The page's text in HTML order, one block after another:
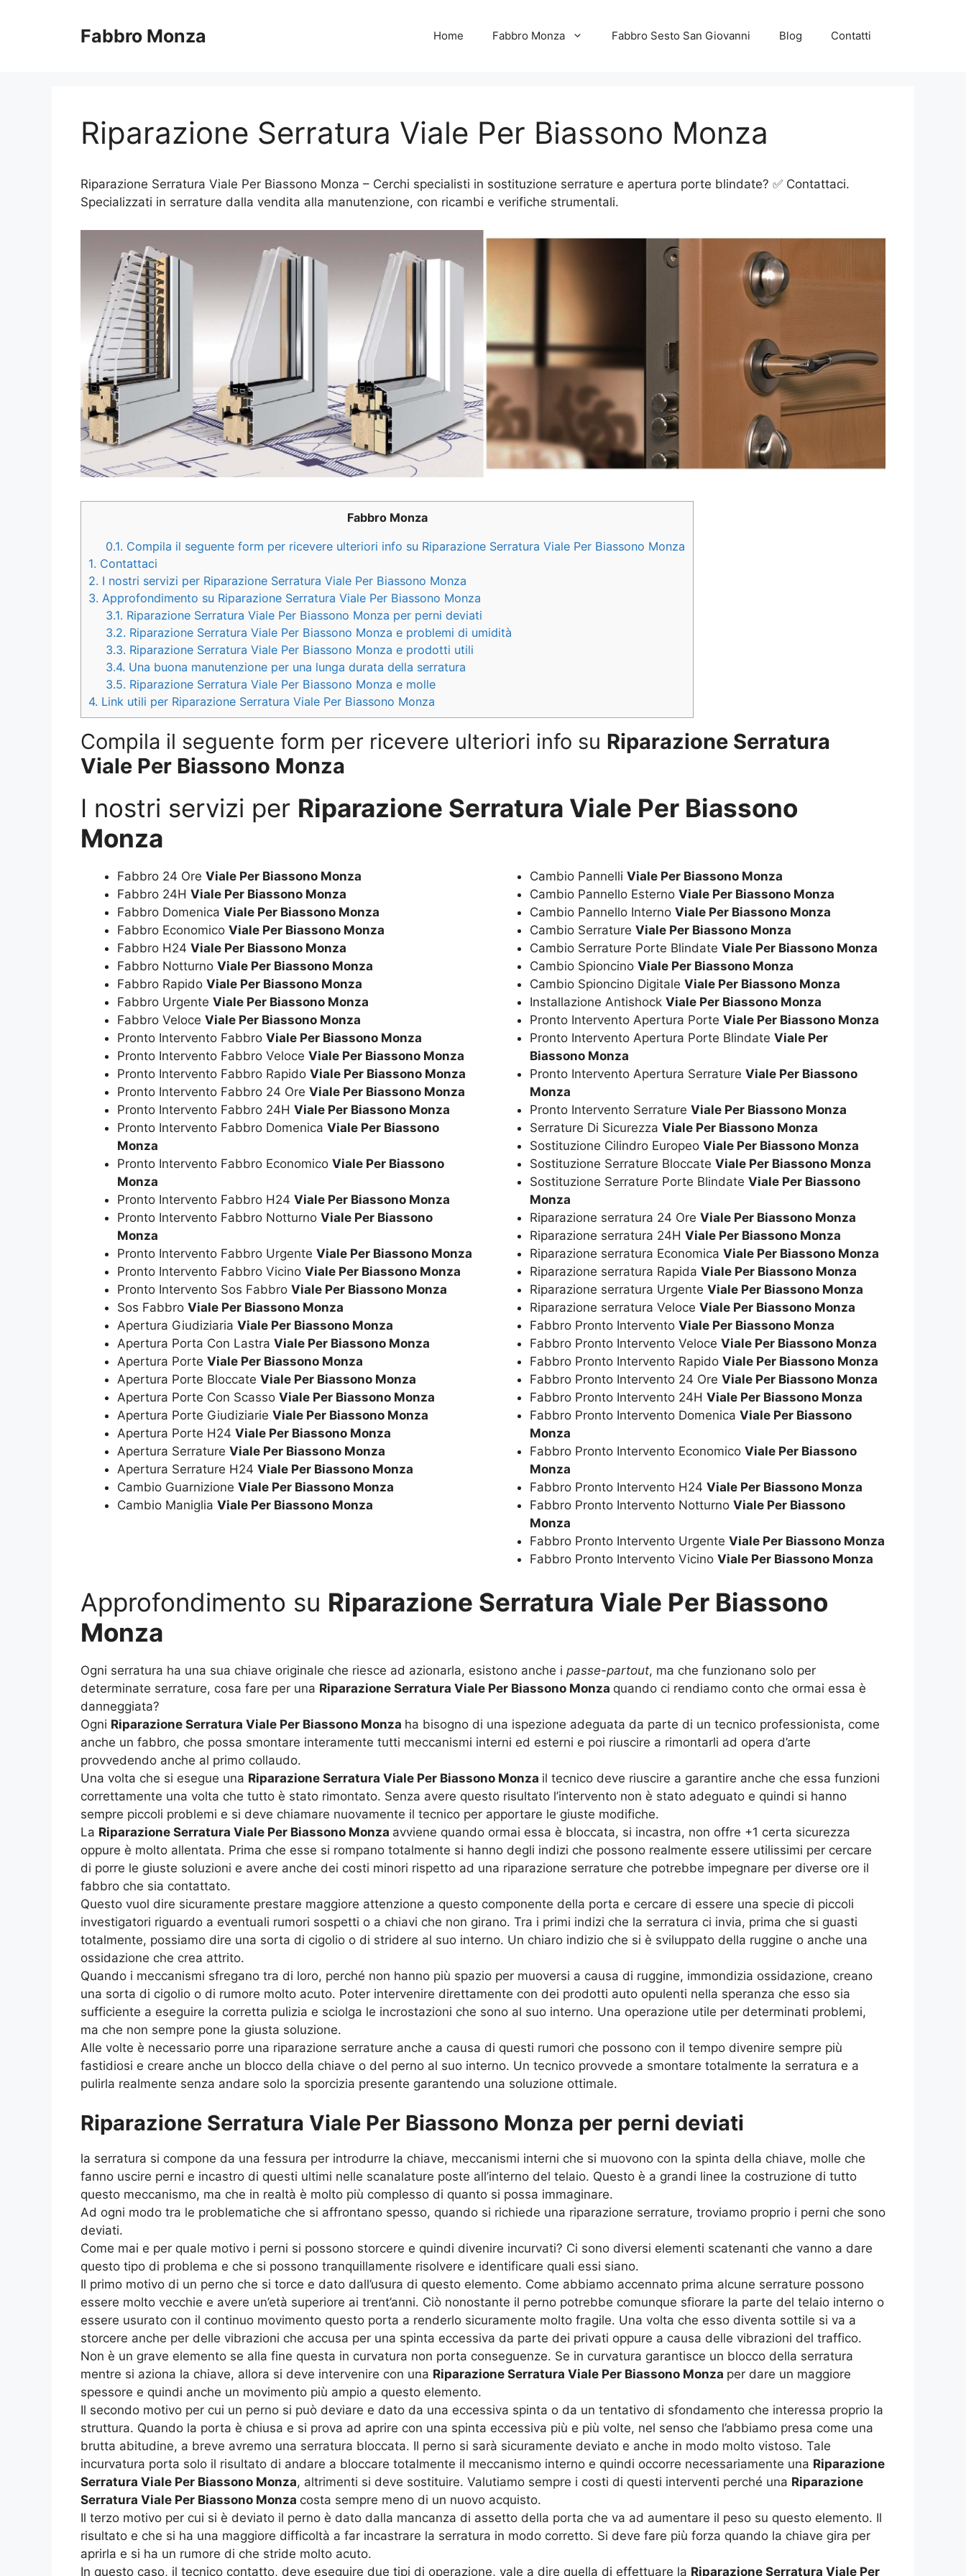
Fabbro Monza Home Fabbro Monza Fabbro Sesto San Giovanni Blog Contatti
Riparazione Serratura Viale Per Biassono Monza
Riparazione Serratura Viale Per Biassono Monza – Cerchi specialisti in sostituzione serrature e apertura porte blindate? ✅ Contattaci.
Specializzati in serrature dalla vendita alla manutenzione, con ricambi e verifiche strumentali.
Fabbro Monza
0.1. Compila il seguente form per ricevere ulteriori info su Riparazione Serratura Viale Per Biassono Monza
1. Contattaci
2. I nostri servizi per Riparazione Serratura Viale Per Biassono Monza
3. Approfondimento su Riparazione Serratura Viale Per Biassono Monza
3.1. Riparazione Serratura Viale Per Biassono Monza per perni deviati
3.2. Riparazione Serratura Viale Per Biassono Monza e problemi di umidità
3.3. Riparazione Serratura Viale Per Biassono Monza e prodotti utili
3.4. Una buona manutenzione per una lunga durata della serratura
3.5. Riparazione Serratura Viale Per Biassono Monza e molle
4. Link utili per Riparazione Serratura Viale Per Biassono Monza
Compila il seguente form per ricevere ulteriori info su Riparazione Serratura
Viale Per Biassono Monza
I nostri servizi per Riparazione Serratura Viale Per Biassono
Monza
Fabbro 24 Ore Viale Per Biassono Monza
Fabbro 24H Viale Per Biassono Monza
Fabbro Domenica Viale Per Biassono Monza
Fabbro Economico Viale Per Biassono Monza
Fabbro H24 Viale Per Biassono Monza
Fabbro Notturno Viale Per Biassono Monza
Fabbro Rapido Viale Per Biassono Monza
Fabbro Urgente Viale Per Biassono Monza
Fabbro Veloce Viale Per Biassono Monza
Pronto Intervento Fabbro Viale Per Biassono Monza
Pronto Intervento Fabbro Veloce Viale Per Biassono Monza
Pronto Intervento Fabbro Rapido Viale Per Biassono Monza
Pronto Intervento Fabbro 24 Ore Viale Per Biassono Monza
Pronto Intervento Fabbro 24H Viale Per Biassono Monza
Pronto Intervento Fabbro Domenica Viale Per Biassono
Monza
Pronto Intervento Fabbro Economico Viale Per Biassono
Monza
Pronto Intervento Fabbro H24 Viale Per Biassono Monza
Pronto Intervento Fabbro Notturno Viale Per Biassono
Monza
Pronto Intervento Fabbro Urgente Viale Per Biassono Monza
Pronto Intervento Fabbro Vicino Viale Per Biassono Monza
Pronto Intervento Sos Fabbro Viale Per Biassono Monza
Sos Fabbro Viale Per Biassono Monza
Apertura Giudiziaria Viale Per Biassono Monza
Apertura Porta Con Lastra Viale Per Biassono Monza
Apertura Porte Viale Per Biassono Monza
Apertura Porte Bloccate Viale Per Biassono Monza
Apertura Porte Con Scasso Viale Per Biassono Monza
Apertura Porte Giudiziarie Viale Per Biassono Monza
Apertura Porte H24 Viale Per Biassono Monza
Apertura Serrature Viale Per Biassono Monza
Apertura Serrature H24 Viale Per Biassono Monza
Cambio Guarnizione Viale Per Biassono Monza
Cambio Maniglia Viale Per Biassono Monza
Cambio PannelliViale Per Biassono Monza
Cambio Pannello EsternoViale Per Biassono Monza
Cambio Pannello InternoViale Per Biassono Monza
Cambio SerratureViale Per Biassono Monza
Cambio Serrature Porte BlindateViale Per Biassono Monza
Cambio SpioncinoViale Per Biassono Monza
Cambio Spioncino DigitaleViale Per Biassono Monza
Installazione AntishockViale Per Biassono Monza
Pronto Intervento Apertura PorteViale Per Biassono Monza
Pronto Intervento Apertura Porte BlindateViale Per
Biassono Monza
Pronto Intervento Apertura SerratureViale Per Biassono
Monza
Pronto Intervento SerratureViale Per Biassono Monza
Serrature Di SicurezzaViale Per Biassono Monza
Sostituzione Cilindro EuropeoViale Per Biassono Monza
Sostituzione Serrature BloccateViale Per Biassono Monza
Sostituzione Serrature Porte BlindateViale Per Biassono
Monza
Riparazione serratura 24 OreViale Per Biassono Monza
Riparazione serratura 24HViale Per Biassono Monza
Riparazione serratura EconomicaViale Per Biassono Monza
Riparazione serratura RapidaViale Per Biassono Monza
Riparazione serratura UrgenteViale Per Biassono Monza
Riparazione serratura VeloceViale Per Biassono Monza
Fabbro Pronto InterventoViale Per Biassono Monza
Fabbro Pronto Intervento VeloceViale Per Biassono Monza
Fabbro Pronto Intervento RapidoViale Per Biassono Monza
Fabbro Pronto Intervento 24 OreViale Per Biassono Monza
Fabbro Pronto Intervento 24HViale Per Biassono Monza
Fabbro Pronto Intervento DomenicaViale Per Biassono
Monza
Fabbro Pronto Intervento EconomicoViale Per Biassono
Monza
Fabbro Pronto Intervento H24Viale Per Biassono Monza
Fabbro Pronto Intervento NotturnoViale Per Biassono
Monza
Fabbro Pronto Intervento UrgenteViale Per Biassono Monza
Fabbro Pronto Intervento VicinoViale Per Biassono Monza
Approfondimento su Riparazione Serratura Viale Per Biassono
Monza
Ogni serratura ha una sua chiave originale che riesce ad azionarla, esistono anche i passe-partout, ma che funzionano solo per
determinate serrature, cosa fare per una Riparazione Serratura Viale Per Biassono Monza quando ci rendiamo conto che ormai essa è
danneggiata?
Ogni Riparazione Serratura Viale Per Biassono Monza ha bisogno di una ispezione adeguata da parte di un tecnico professionista, come
anche un fabbro, che possa smontare interamente tutti meccanismi interni ed esterni e poi riuscire a rimontarli ad opera d’arte
provvedendo anche al primo collaudo.
Una volta che si esegue una Riparazione Serratura Viale Per Biassono Monza il tecnico deve riuscire a garantire anche che essa funzioni
correttamente una volta che tutto è stato rimontato. Senza avere questo risultato l’intervento non è stato adeguato e quindi si hanno
sempre piccoli problemi e si deve chiamare nuovamente il tecnico per apportare le giuste modifiche.
La Riparazione Serratura Viale Per Biassono Monza avviene quando ormai essa è bloccata, si incastra, non offre +1 certa sicurezza
oppure è molto allentata. Prima che esse si rompano totalmente si hanno degli indizi che possono realmente essere utilissimi per cercare
di porre le giuste soluzioni e avere anche dei costi minori rispetto ad una riparazione serrature che potrebbe impegnare per diverse ore il
fabbro che sia contattato.
Questo vuol dire sicuramente prestare maggiore attenzione a questo componente della porta e cercare di essere una specie di piccoli
investigatori riguardo a eventuali rumori sospetti o a chiavi che non girano. Tra i primi indizi che la serratura ci invia, prima che si guasti
totalmente, possiamo dire una sorta di cigolio o di stridere al suo interno. Un chiaro indizio che si è sviluppato della ruggine o anche una
ossidazione che crea attrito.
Quando i meccanismi sfregano tra di loro, perché non hanno più spazio per muoversi a causa di ruggine, immondizia ossidazione, creano
una sorta di cigolio o di rumore molto acuto. Poter intervenire direttamente con dei prodotti auto opulenti nella speranza che esso sia
sufficiente a eseguire la corretta pulizia e sciolga le incrostazioni che sono al suo interno. Una operazione utile per determinati problemi,
ma che non sempre pone la giusta soluzione.
Alle volte è necessario porre una riparazione serrature anche a causa di questi rumori che possono con il tempo divenire sempre più
fastidiosi e creare anche un blocco della chiave o del perno al suo interno. Un tecnico provvede a smontare totalmente la serratura e a
pulirla realmente senza andare solo la sporcizia presente garantendo una soluzione ottimale.
Riparazione Serratura Viale Per Biassono Monza per perni deviati
la serratura si compone da una fessura per introdurre la chiave, meccanismi interni che si muovono con la spinta della chiave, molle che
fanno uscire perni e incastro di questi ultimi nelle scanalature poste all’interno del telaio. Questo è a grandi linee la costruzione di tutto
questo meccanismo, ma che in realtà è molto più complesso di quanto si possa immaginare.
Ad ogni modo tra le problematiche che si affrontano spesso, quando si richiede una riparazione serrature, troviamo proprio i perni che sono
deviati.
Come mai e per quale motivo i perni si possono storcere e quindi divenire incurvati? Ci sono diversi elementi scatenanti che vanno a dare
questo tipo di problema e che si possono tranquillamente risolvere e identificare quali essi siano.
Il primo motivo di un perno che si torce e dato dall’usura di questo elemento. Come abbiamo accennato prima alcune serrature possono
essere molto vecchie e avere un’età superiore ai trent’anni. Ciò nonostante il perno potrebbe comunque sfiorare la parte del telaio interno o
essere usurato con il continuo movimento questo porta a renderlo sicuramente molto fragile. Una volta che esso diventa sottile si va a
storcere anche per delle vibrazioni che accusa per una spinta eccessiva da parte dei privati oppure a causa delle vibrazioni del traffico.
Non è un grave elemento se alla fine questa in curvatura non porta conseguenze. Se in curvatura garantisce un blocco della serratura
mentre si aziona la chiave, allora si deve intervenire con una Riparazione Serratura Viale Per Biassono Monza per dare un maggiore
spessore e quindi anche un movimento più ampio a questo elemento.
Il secondo motivo per cui un perno si può deviare e dato da una eccessiva spinta o da un tentativo di sfondamento che interessa proprio la
struttura. Quando la porta è chiusa e si prova ad aprire con una spinta eccessiva più e più volte, nel senso che l’abbiamo presa come una
brutta abitudine, a breve avremo una serratura bloccata. Il perno si sarà sicuramente deviato e anche in modo molto vistoso. Tale
incurvatura porta solo il risultato di andare a bloccare totalmente il meccanismo interno e quindi occorre necessariamente una Riparazione
Serratura Viale Per Biassono Monza, altrimenti si deve sostituire. Valutiamo sempre i costi di questi interventi perché una Riparazione
Serratura Viale Per Biassono Monza costa sempre meno di un nuovo acquisto.
Il terzo motivo per cui si è deviato il perno è dato dalla mancanza di assetto della porta che va ad aumentare il peso su questo elemento. Il
risultato e che si ha una maggiore difficoltà a far incastrare la serratura in modo corretto. Si deve fare più forza quando la chiave gira per
aprirla e si ha un rumore di che stride molto acuto.
In questo caso, il tecnico contatto, deve eseguire due tipi di operazione, vale a dire quella di effettuare la Riparazione Serratura Viale Per